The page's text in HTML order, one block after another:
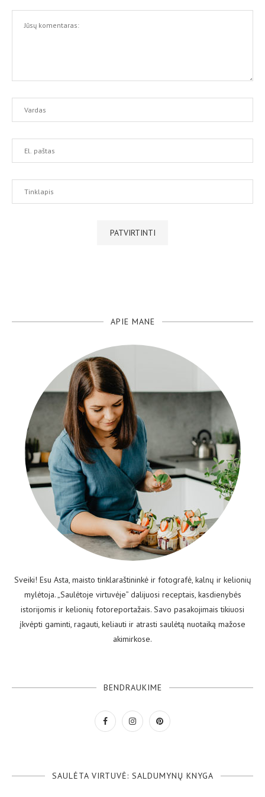
APIE MANE
Sveiki! Esu Asta, maisto tinklaraštininkė ir fotografė, kalnų ir kelionių
mylėtoja. „Saulėtoje virtuvėje” dalijuosi receptais, kasdienybės
istorijomis ir kelionių fotoreportažais. Savo pasakojimais tikiuosi
įkvėpti gaminti, ragauti, keliauti ir atrasti saulėtą nuotaiką mažose
akimirkose.
BENDRAUKIME
SAULĖTA VIRTUVĖ: SALDUMYNŲ KNYGA